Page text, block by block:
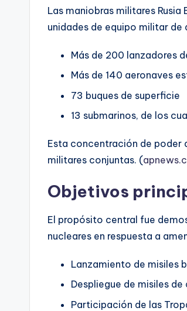
Las maniobras militares
unidades de equipo militar de
Más de 200 lanzadores
Más de 140 aeronaves
73 buques de superficie
13 submarinos, de los
Esta concentración de poder
militares conjuntas. (
Objetivos
El propósito central fue
nucleares en respuesta a
Lanzamiento de misiles
Despliegue de misiles de
Participación de las